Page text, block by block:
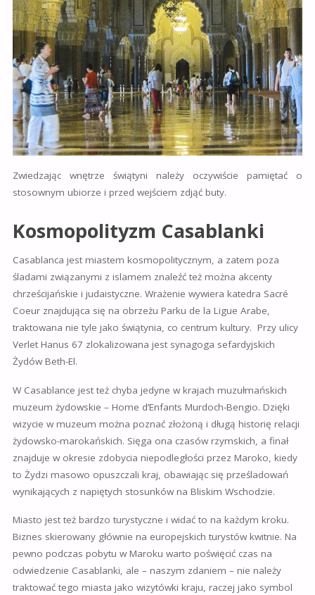
Zwiedzając wnętrze świątyni należy oczywiście pamiętać o
stosownym ubiorze i przed wejściem zdjąć buty.
Kosmopolityzm Casablanki
Casablanca jest miastem kosmopolitycznym, a zatem poza
śladami związanymi z islamem znaleźć też można akcenty
chrześcijańskie i judaistyczne. Wrażenie wywiera katedra Sacré
Coeur znajdująca się na obrzeżu Parku de la Ligue Arabe,
traktowana nie tyle jako świątynia, co centrum kultury. Przy ulicy
Verlet Hanus 67 zlokalizowana jest synagoga sefardyjskich
Żydów Beth-El.
W Casablance jest też chyba jedyne w krajach muzułmańskich
muzeum żydowskie – Home d’Enfants Murdoch-Bengio. Dzięki
wizycie w muzeum można poznać złożoną i długą historię relacji
żydowsko-marokańskich. Sięga ona czasów rzymskich, a finał
znajduje w okresie zdobycia niepodległości przez Maroko, kiedy
to Żydzi masowo opuszczali kraj, obawiając się prześladowań
wynikających z napiętych stosunków na Bliskim Wschodzie.
Miasto jest też bardzo turystyczne i widać to na każdym kroku.
Biznes skierowany głównie na europejskich turystów kwitnie. Na
pewno podczas pobytu w Maroku warto poświęcić czas na
odwiedzenie Casablanki, ale – naszym zdaniem – nie należy
traktować tego miasta jako wizytówki kraju, raczej jako symbol